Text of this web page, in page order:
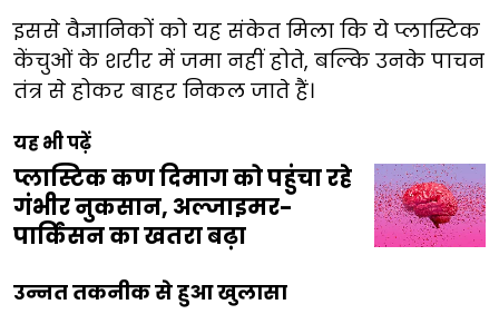
इससे वैज्ञानिकों को यह संकेत मिला कि ये प्लास्टिक
केंचुओं के शरीर में जमा नहीं होते, बल्कि उनके पाचन
तंत्र से होकर बाहर निकल जाते हैं।
यह भी पढ़ें
प्लास्टिक कण दिमाग को पहुंचा रहे
गंभीर नुकसान, अल्जाइमर-
पार्किंसन का खतरा बढ़ा
उन्नत तकनीक से हुआ खुलासा